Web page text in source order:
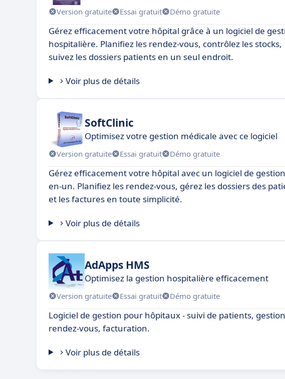
Version gratuite Essai gratuit Démo gratuite
Gérez efficacement votre hôpital grâce à un logiciel de
hospitalière. Planifiez les rendez-vous, contrôlez les stocks,
suivez les dossiers patients en un seul endroit.
Voir plus de détails
SoftClinic
Optimisez votre gestion médicale avec ce logiciel
Version gratuite Essai gratuit Démo gratuite
Gérez efficacement votre hôpital avec un logiciel de
en-un. Planifiez les rendez-vous, gérez les dossiers des
et les factures en toute simplicité.
Voir plus de détails
AdApps HMS
Optimisez la gestion hospitalière efficacement
Version gratuite Essai gratuit Démo gratuite
Logiciel de gestion pour hôpitaux - suivi de patients,
rendez-vous, facturation.
Voir plus de détails